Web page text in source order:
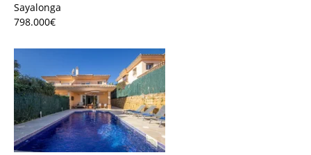
Sayalonga
798.000€